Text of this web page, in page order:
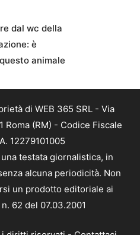
dal wc della
è
animale
di WEB 365 SRL - Via
Roma (RM) - Codice Fiscale
12279101005
testata giornalistica, in
alcuna periodicità. Non
un prodotto editoriale ai
62 del 07.03.2001